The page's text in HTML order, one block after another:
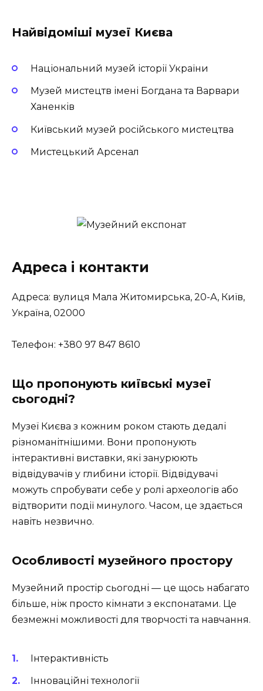
Найвідоміші музеї Києва
Національний музей історії України
Музей мистецтв імені Богдана та Варвари
Ханенків
Київський музей російського мистецтва
Мистецький Арсенал
Адреса і контакти
Адреса: вулиця Мала Житомирська, 20-А, Київ,
Україна, 02000
Телефон: +380 97 847 8610
Що пропонують київські музеї
сьогодні?
Музеї Києва з кожним роком стають дедалі
різноманітнішими. Вони пропонують
інтерактивні виставки, які занурюють
відвідувачів у глибини історії. Відвідувачі
можуть спробувати себе у ролі археологів або
відтворити події минулого. Часом, це здається
навіть незвично.
Особливості музейного простору
Музейний простір сьогодні — це щось набагато
більше, ніж просто кімнати з експонатами. Це
безмежні можливості для творчості та навчання.
Інтерактивність
Інноваційні технології